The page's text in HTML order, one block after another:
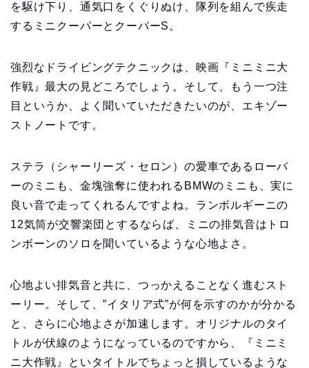
を駆け下り、通気口をくぐりぬけ、隊列を組んで疾走
するミニクーパーとクーパーS。
強烈なドライビングテクニックは、映画『ミニミニ大
作戦』最大の見どころでしょう。そして、もう一つ注
目というか、よく聞いていただきたいのが、エキゾー
ストノートです。
ステラ（シャーリーズ・セロン）の愛車であるローバ
ーのミニも、金塊強奪に使われるBMWのミニも、実に
良い音で走ってくれるんですよね。ランボルギーニの
12気筒が交響楽団とするならば、ミニの排気音はトロ
ンボーンのソロを聞いているような心地よさ。
心地よい排気音と共に、つっかえることなく進むスト
ーリー。そして、”イタリア式”が何を示すのかが分かる
と、さらに心地よさが加速します。オリジナルのタイ
トルが伏線のようになっているのですから、『ミニミ
ニ大作戦』といタイトルでちょっと損しているような